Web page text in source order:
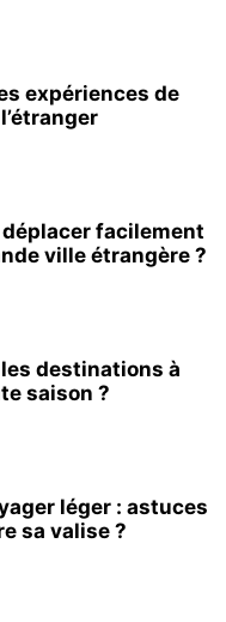
expériences de
facilement
ville étrangère ?
destinations à
saison ?
léger : astuces
sa valise ?